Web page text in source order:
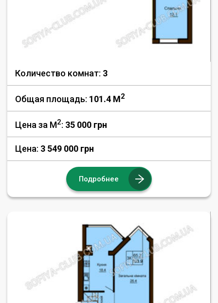
Количество комнат: 3
Общая площадь: 101.4 M2
Цена за М2: 35 000 грн
Цена: 3 549 000 грн
Подробнее